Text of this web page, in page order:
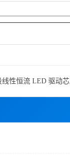
线性恒流 LED 驱动